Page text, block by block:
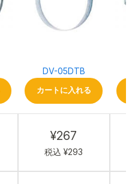
DV-05DTB
カートに入れる
¥267
税込 ¥293